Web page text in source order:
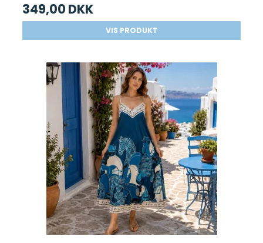
349,00 DKK
VIS PRODUKT